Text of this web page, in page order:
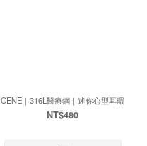
CENE｜316L醫療鋼｜迷你心型耳環
NT$480